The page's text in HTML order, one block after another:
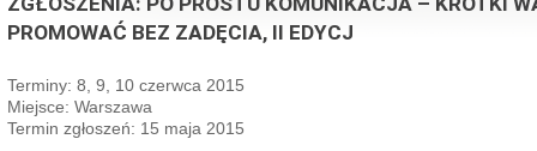
PROMOWAĆ BEZ ZADĘCIA, II EDYCJ
Terminy: 8, 9, 10 czerwca 2015
Miejsce: Warszawa
Termin zgłoszeń: 15 maja 2015